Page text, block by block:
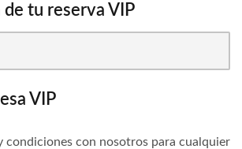
de tu reserva VIP
VIP
condiciones con nosotros para cualquier